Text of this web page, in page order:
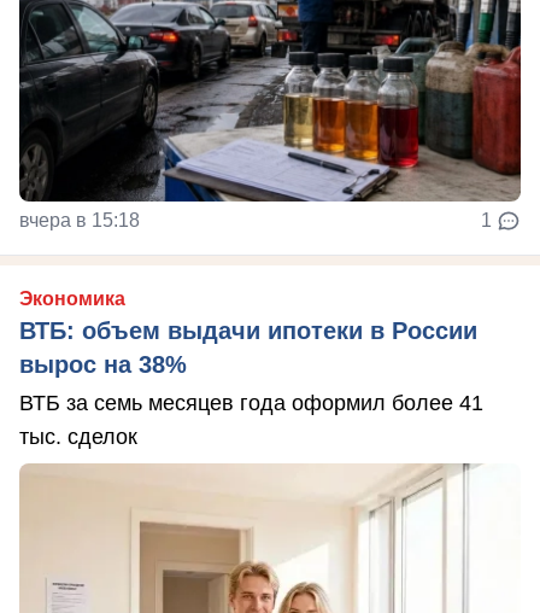
вчера в 15:18 1
Экономика
ВТБ: объем выдачи ипотеки в России
вырос на 38%
ВТБ за семь месяцев года оформил более 41
тыс. сделок